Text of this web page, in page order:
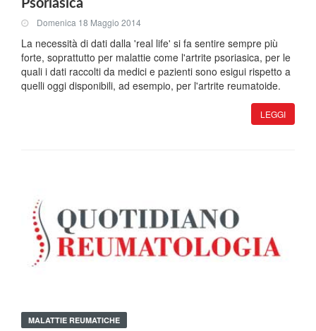
Psoriasica
Domenica 18 Maggio 2014
La necessità di dati dalla 'real life' si fa sentire sempre più
forte, soprattutto per malattie come l'artrite psoriasica, per le
quali i dati raccolti da medici e pazienti sono esigui rispetto a
quelli oggi disponibili, ad esempio, per l'artrite reumatoide.
LEGGI
MALATTIE REUMATICHE